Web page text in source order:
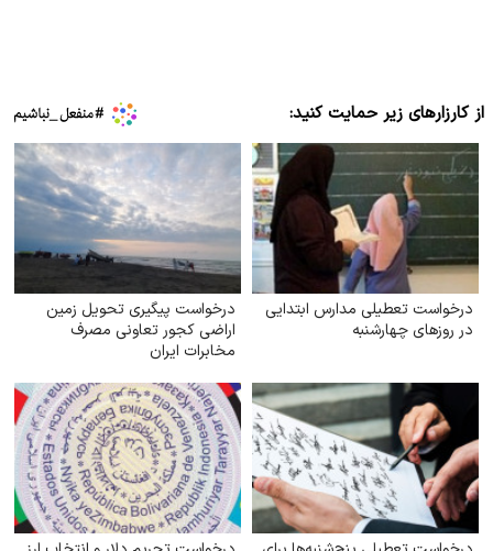
از کارزارهای زیر حمایت کنید:
درخواست تعطیلی مدارس ابتدایی
در روزهای چهارشنبه
درخواست پیگیری تحویل زمین
اراضی کجور تعاونی مصرف
مخابرات ایران